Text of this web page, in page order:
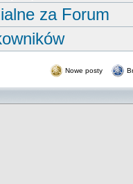
za Forum
Nowe posty